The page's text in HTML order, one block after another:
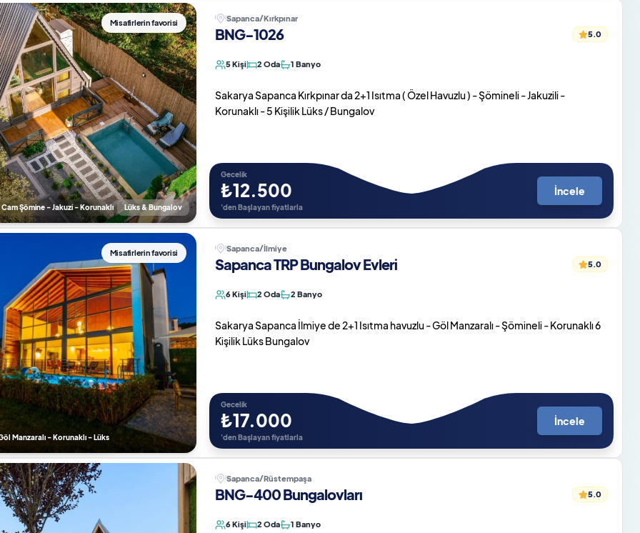
Misafirlerin favorisi
Cam Şömine - Jakuzi - Korunaklı Lüks & Bungalov
Sapanca/Kırkpınar
BNG-1026 5.0
5 Kişi 2 Oda 1 Banyo
Sakarya Sapanca Kırkpınar da 2+1 Isıtma ( Özel Havuzlu ) - Şömineli - Jakuzili -
Korunaklı - 5 Kişilik Lüks / Bungalov
Gecelik
₺12.500
'den Başlayan fiyatlarla
İncele
Misafirlerin favorisi
Manzaralı - Korunaklı - Lüks
Sapanca/İlmiye
Sapanca TRP Bungalov Evleri 5.0
6 Kişi 2 Oda 2 Banyo
Sakarya Sapanca İlmiye de 2+1 Isıtma havuzlu - Göl Manzaralı - Şömineli - Korunaklı 6
Kişilik Lüks Bungalov
Gecelik
₺17.000
'den Başlayan fiyatlarla
İncele
Sapanca/Rüstempaşa
BNG-400 Bungalovları 5.0
6 Kişi 2 Oda 1 Banyo